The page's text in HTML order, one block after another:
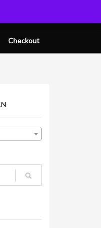
Checkout